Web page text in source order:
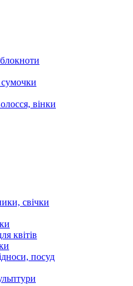
вінки
свічки
квітів
посуд